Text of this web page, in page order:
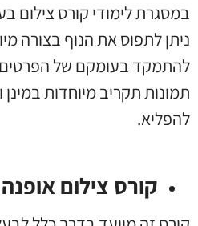
במסגרת לימודי קורס צילום
ניתן לתפוס את הנוף בצורה
להתמקד בעומקם של
תמונות תקריב מיוחדות במינן
להפליא.
קורס צילום אופנה